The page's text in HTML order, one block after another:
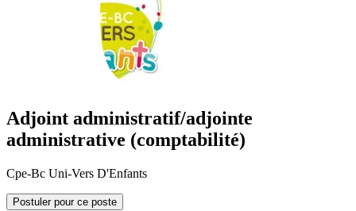
Adjoint administratif/adjointe
administrative (comptabilité)
Cpe-Bc Uni-Vers D'Enfants
Postuler pour ce poste